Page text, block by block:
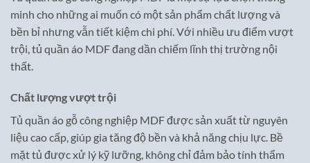
minh cho những ai muốn có một sản phẩm chất lượng và
bền bỉ nhưng vẫn tiết kiệm chi phí. Với nhiều ưu điểm vượt
trội, tủ quần áo MDF đang dần chiếm lĩnh thị trường nội
thất.
Chất lượng vượt trội
Tủ quần áo gỗ công nghiệp MDF được sản xuất từ nguyên
liệu cao cấp, giúp gia tăng độ bền và khả năng chịu lực. Bề
mặt tủ được xử lý kỹ lưỡng, không chỉ đảm bảo tính thẩm